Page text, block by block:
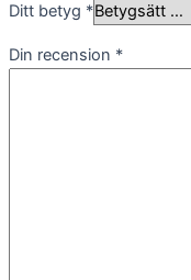
Ditt betyg *
Din recension *